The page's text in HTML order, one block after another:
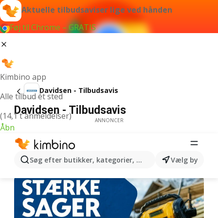
Aktuelle tilbudsaviser lige ved hånden
Føj til Chrome – GRATIS
Kimbino app
Alle tilbud ét sted
(14,1 t anmeldelser)
Åbn
Søg efter butikker, kategorier, produkter...Vælg by
Davidsen - Tilbudsavis
Davidsen - Tilbudsavis
ANNONCER